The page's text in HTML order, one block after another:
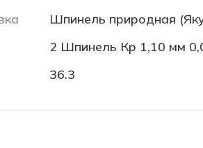
Шпинель природная
2 Шпинель Кр 1,10 мм
36.3